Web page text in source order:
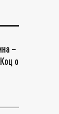
–
о